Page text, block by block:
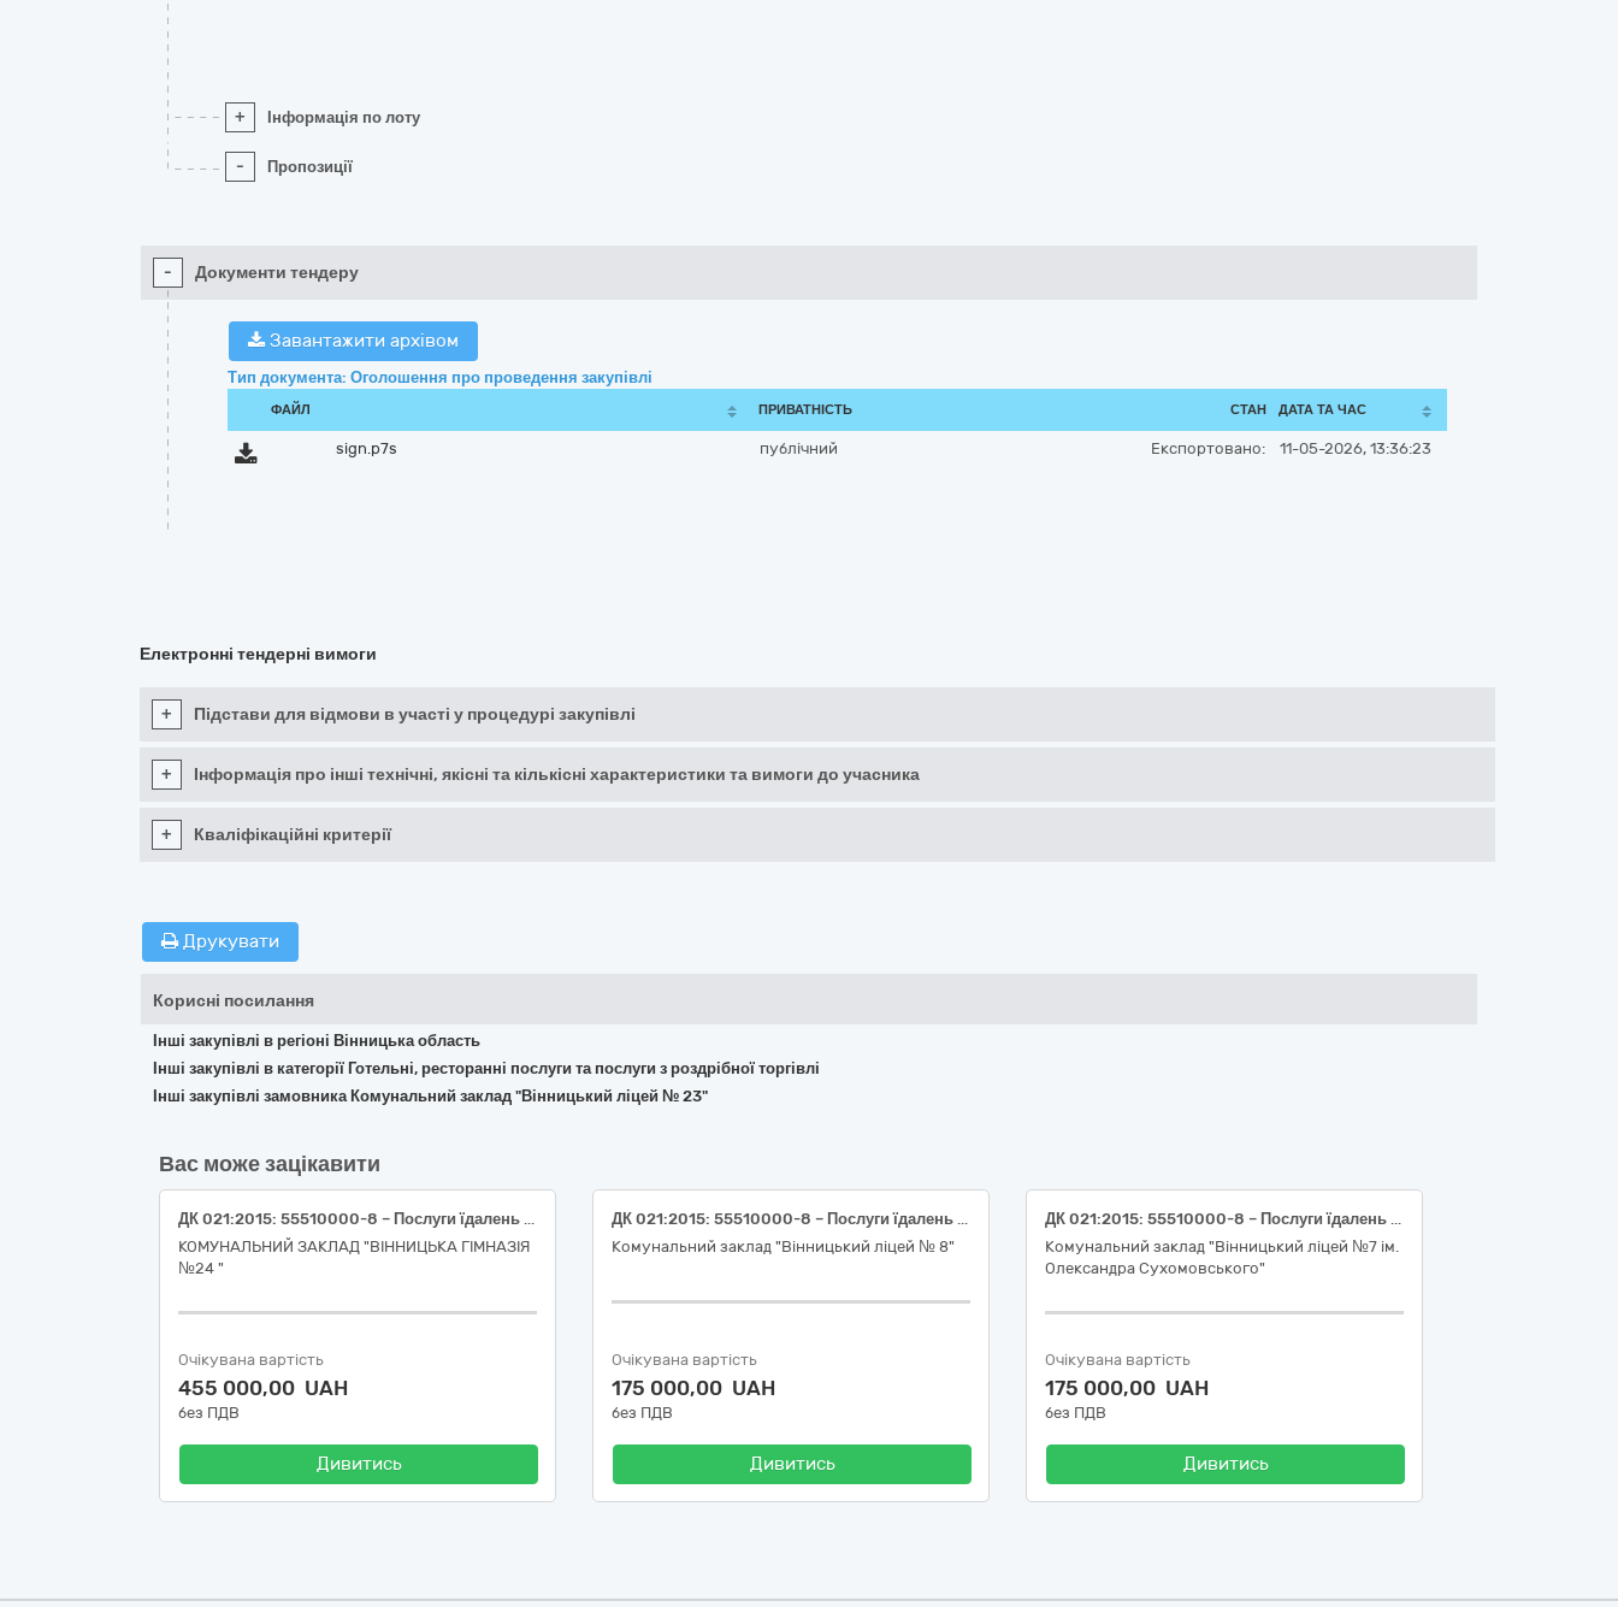
+ Інформація по лоту
- Пропозиції
- Документи тендеру
Завантажити архівом
Тип документа: Оголошення про проведення закупівлі
ФАЙЛ ПРИВАТНІСТЬ СТАН ДАТА ТА ЧАС
sign.p7s публічний Експортовано: 11-05-2026, 13:36:23
Електронні тендерні вимоги
+ Підстави для відмови в участі у процедурі закупівлі
+ Інформація про інші технічні, якісні та кількісні характеристики та вимоги до учасника
+ Кваліфікаційні критерії
Друкувати
Корисні посилання
Інші закупівлі в регіоні Вінницька область
Інші закупівлі в категорії Готельні, ресторанні послуги та послуги з роздрібної торгівлі
Інші закупівлі замовника Комунальний заклад "Вінницький ліцей № 23"
Вас може зацікавити
ДК 021:2015: 55510000-8 – Послуги їдалень (Послуги їдалень дітей в пришкільному таборі (аутсорсинг))
КОМУНАЛЬНИЙ ЗАКЛАД "ВІННИЦЬКА ГІМНАЗІЯ
№24 "
Очікувана вартість
455 000,00 UAH
без ПДВ
Дивитись
ДК 021:2015: 55510000-8 – Послуги їдалень (Послуги їдалень дітей в пришкільному таборі (аутсорсинг))
Комунальний заклад "Вінницький ліцей № 8"
Очікувана вартість
175 000,00 UAH
без ПДВ
Дивитись
ДК 021:2015: 55510000-8 – Послуги їдалень (Послуги їдалень дітей в пришкільному таборі (аутсорсинг))
Комунальний заклад "Вінницький ліцей №7 ім.
Олександра Сухомовського"
Очікувана вартість
175 000,00 UAH
без ПДВ
Дивитись